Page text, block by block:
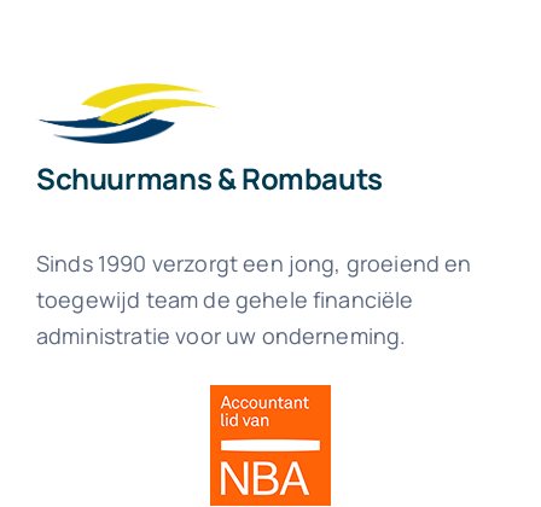
Schuurmans & Rombauts
Sinds 1990 verzorgt een jong, groeiend en
toegewijd team de gehele financiële
administratie voor uw onderneming.